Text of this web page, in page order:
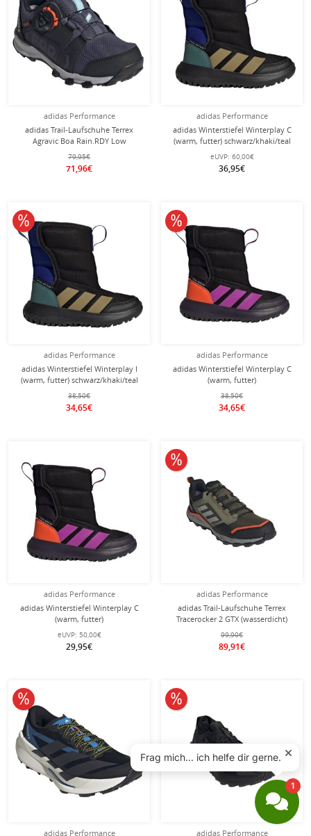
adidas Performance
adidas Trail-Laufschuhe Terrex
Agravic Boa Rain.RDY Low
(wasserdicht) navyblau/schwarz
Kinder
79,95€
71,96€
adidas Performance
adidas Winterstiefel Winterplay C
(warm, futter) schwarz/khaki/teal
Kinder
eUVP: 60,00€
36,95€
adidas Performance
adidas Winterstiefel Winterplay I
(warm, futter) schwarz/khaki/teal
Kleinkinder
38,50€
34,65€
10% reduziert
adidas Performance
adidas Winterstiefel Winterplay C
(warm, futter)
schwarz/violett/orange Kinder
38,50€
34,65€
10% reduziert
adidas Performance
adidas Winterstiefel Winterplay C
(warm, futter)
schwarz/violett/orange Kleinkinder
eUVP: 50,00€
29,95€
adidas Performance
adidas Trail-Laufschuhe Terrex
Tracerocker 2 GTX (wasserdicht)
olivegrün/schwarz/orange Herren
99,90€
89,91€
10% reduziert
adidas Performance
10% reduziert
adidas Performance
10% reduziert